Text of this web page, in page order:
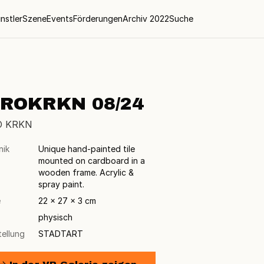
SzeneEventsFörderungenArchiv 2022Suche
08/24
KRKN
Unique hand-painted tile
mounted on cardboard in a
wooden frame. Acrylic &
spray paint.
22 × 27 × 3 cm
physisch
STADTART